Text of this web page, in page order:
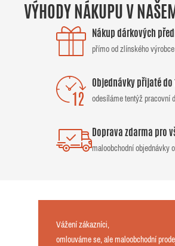
VÝHODY NÁKUPU V
Nákup dárkových
přímo od zlínského výrobce
Objednávky přijaté do
odesíláme tentýž pracovní
Doprava zdarma pro
maloobchodní objednávky
Vážení zákazníci,
omlouváme se, ale maloobchodní